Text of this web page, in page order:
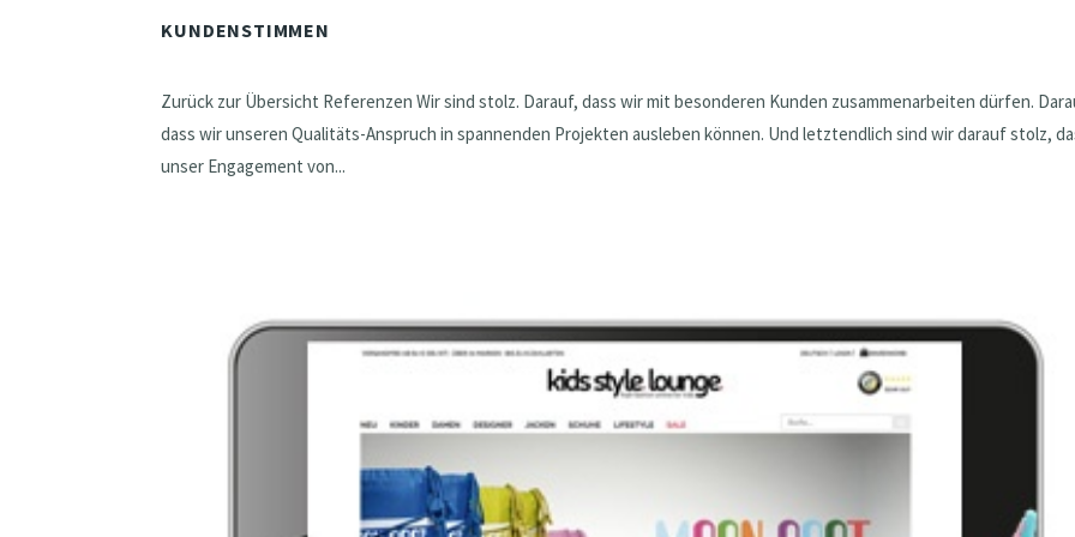
KUNDENSTIMMEN
Zurück zur Übersicht Referenzen Wir sind stolz. Darauf, dass wir mit besonderen Kunden zusammenarbeiten dürfen.
dass wir unseren Qualitäts-Anspruch in spannenden Projekten ausleben können. Und letztendlich sind wir darauf stolz,
unser Engagement von...